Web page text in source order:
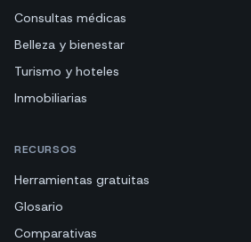
Consultas médicas
Belleza y bienestar
Turismo y hoteles
Inmobiliarias
RECURSOS
Herramientas gratuitas
Glosario
Comparativas